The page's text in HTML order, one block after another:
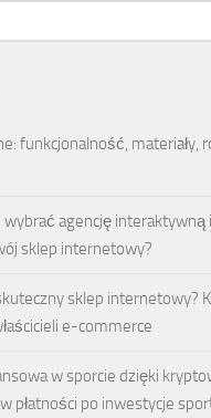
funkcjonalność, materiały,
wybrać agencję interaktywną
sklep internetowy?
sklep internetowy?
e-commerce
w sporcie dzięki
płatności po inwestycje